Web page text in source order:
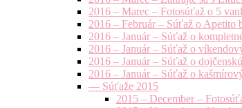
2016 – Marec – Fotosúťaž o 5
2016 – Február – Súťaž o Apetito
2016 – Január – Súťaž o
2016 – Január – Súťaž o
2016 – Január – Súťaž o
2016 – Január – Súťaž o
— Súťaže 2015
2015 – December –